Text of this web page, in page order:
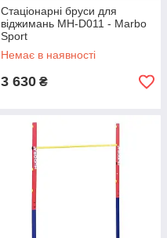
Стаціонарні бруси для
віджимань MH-D011 - Marbo
Sport
Немає в наявності
3 630 ₴